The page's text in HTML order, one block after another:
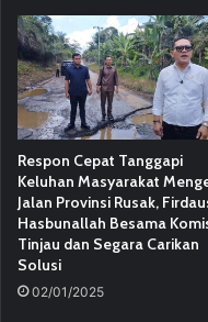
Respon Cepat Tanggapi
Keluhan Masyarakat
Jalan Provinsi Rusak,
Hasbunallah Besama
Tinjau dan Segara Carikan
Solusi
02/01/2025